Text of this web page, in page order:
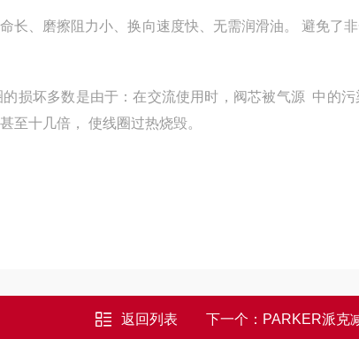
长、磨擦阻力小、换向速度快、无需润滑油。 避免了
损坏多数是由于：在交流使用时，阀芯被气源 中的
至十几倍， 使线圈过热烧毁。
返回列表 下一个： PARKER派克减